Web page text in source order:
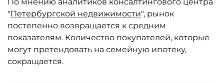
"Петербургской недвижимости", рынок
постепенно возвращается к средним
показателям. Количество покупателей, которые
могут претендовать на семейную ипотеку,
сокращается.